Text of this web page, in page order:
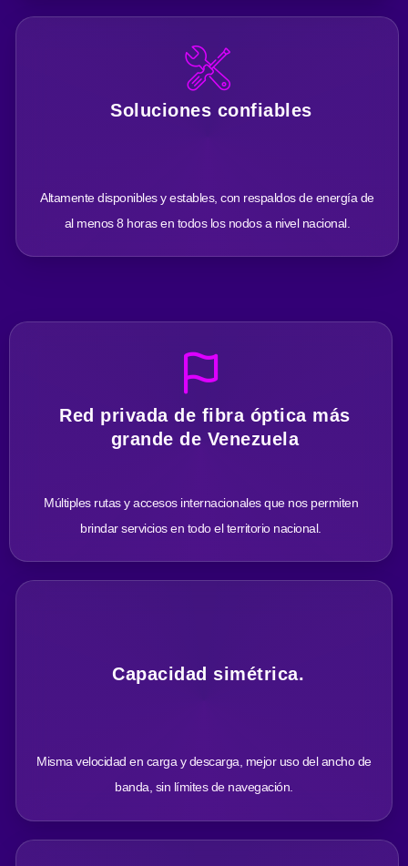
Soluciones confiables
Altamente disponibles y estables, con respaldos de energía de
al menos 8 horas en todos los nodos a nivel nacional.
Red privada de fibra óptica más
grande de Venezuela
Múltiples rutas y accesos internacionales que nos permiten
brindar servicios en todo el territorio nacional.
Capacidad simétrica.
Misma velocidad en carga y descarga, mejor uso del ancho de
banda, sin límites de navegación.